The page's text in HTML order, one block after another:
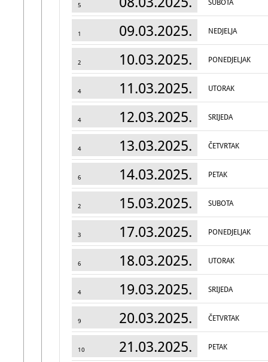
5 SUBOTA
1 09.03.2025. NEDJELJA
2 10.03.2025. PONEDJELJAK
4 11.03.2025. UTORAK
4 12.03.2025. SRIJEDA
4 13.03.2025. ČETVRTAK
6 14.03.2025. PETAK
2 15.03.2025. SUBOTA
3 17.03.2025. PONEDJELJAK
6 18.03.2025. UTORAK
4 19.03.2025. SRIJEDA
9 20.03.2025. ČETVRTAK
10 21.03.2025. PETAK